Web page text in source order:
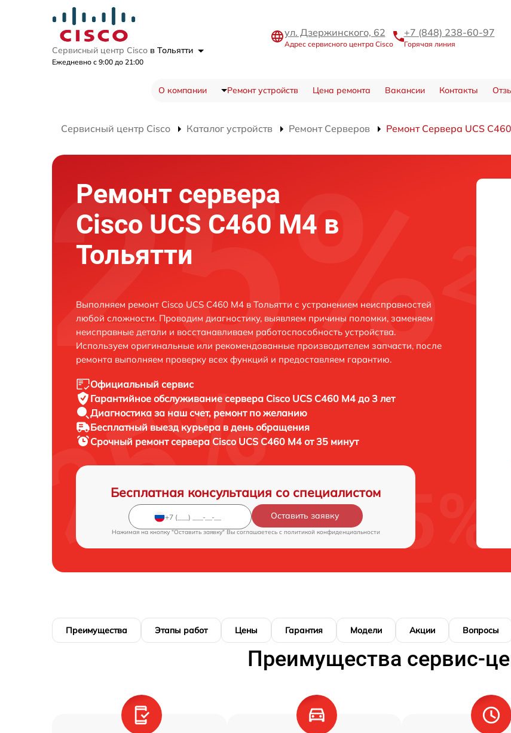
Сервисный центр Cisco в Тольятти
Ежедневно с 9:00 до 21:00
ул. Дзержинского, 62
Адрес сервисного центра Cisco
+7 (848) 238-60-97
Горячая линия
О компании Ремонт устройств Цена ремонта Вакансии Контакты
Сервисный центр Cisco Каталог устройств Ремонт Серверов Ремонт Сервера UCS
Ремонт сервера
Cisco UCS C460 M4 в
Тольятти
Выполняем ремонт Cisco UCS C460 M4 в Тольятти с устранением неисправностей
любой сложности. Проводим диагностику, выявляем причины поломки, заменяем
неисправные детали и восстанавливаем работоспособность устройства.
Используем оригинальные или рекомендованные производителем запчасти, после
ремонта выполняем проверку всех функций и предоставляем гарантию.
Официальный сервис
Гарантийное обслуживание сервера Cisco UCS C460 M4 до 3 лет
Диагностика за наш счет, ремонт по желанию
Бесплатный выезд курьера в день обращения
Срочный ремонтсервера Cisco UCS C460 M4 от 35 минут
Бесплатная консультация со специалистом
Оставить заявку
Нажимая на кнопку "Оставить заявку" Вы соглашаетесь c политикой конфиденциальности
Преимущества Этапы работ Цены Гарантия Модели Акции Вопросы
Преимущества сервис-